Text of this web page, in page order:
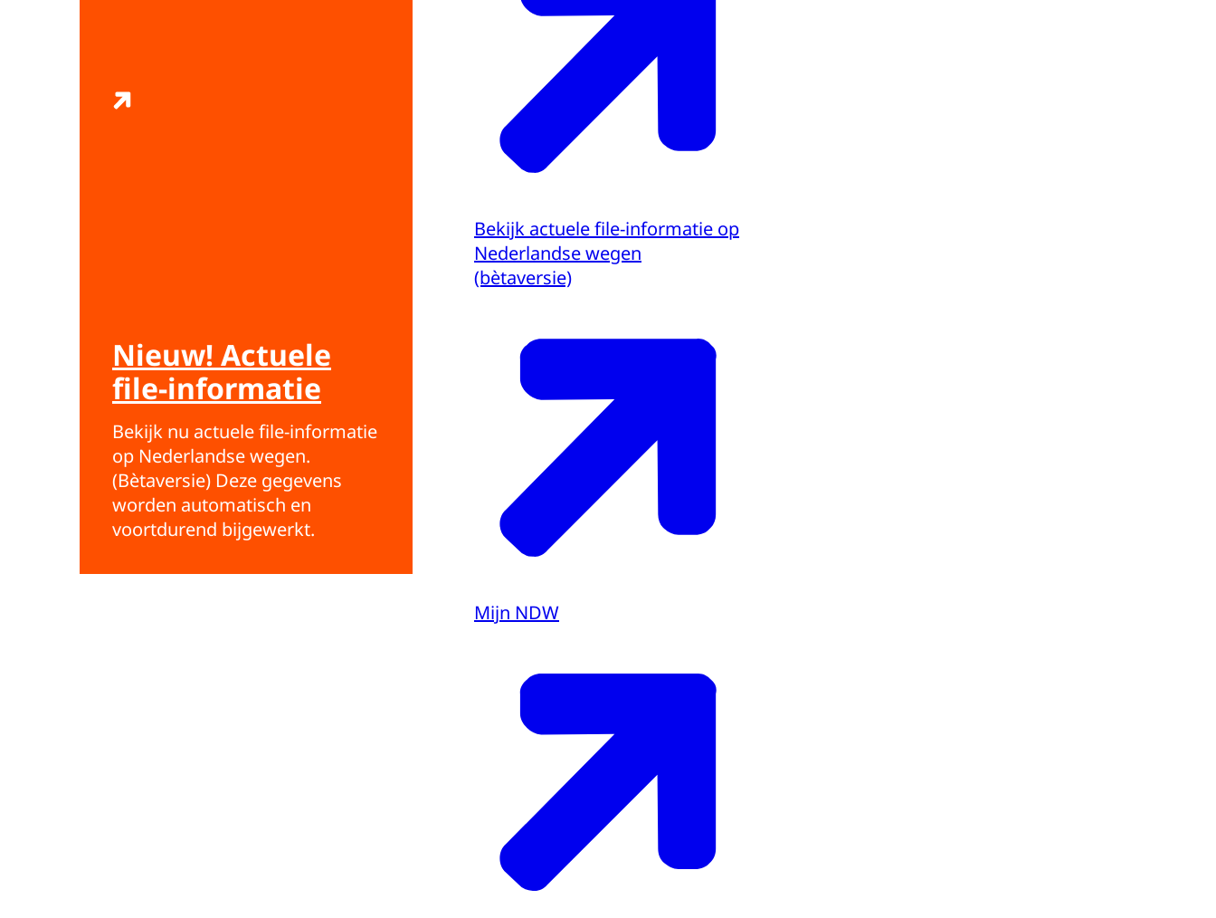
Nieuw! Actuele
file-informatie
Bekijk nu actuele file-informatie
op Nederlandse wegen.
(Bètaversie) Deze gegevens
worden automatisch en
voortdurend bijgewerkt.
Bekijk actuele file-informatie op
Nederlandse wegen
(bètaversie)
Mijn NDW